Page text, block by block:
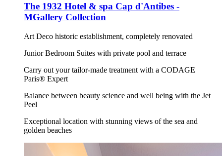
The 1932 Hotel & spa Cap d'Antibes -
MGallery Collection
Art Deco historic establishment, completely renovated
Junior Bedroom Suites with private pool and terrace
Carry out your tailor-made treatment with a CODAGE
Paris® Expert
Balance between beauty science and well being with the Jet
Peel
Exceptional location with stunning views of the sea and
golden beaches